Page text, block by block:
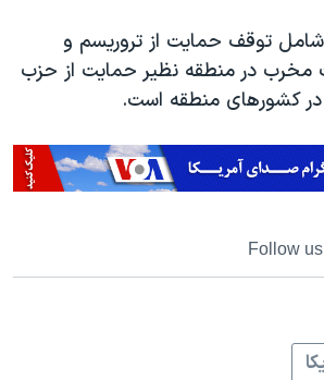
توقف حمایت از تروریسم و
مخرب در منطقه نظیر حمایت از حزب
در کشورهای منطقه است.
Follow us